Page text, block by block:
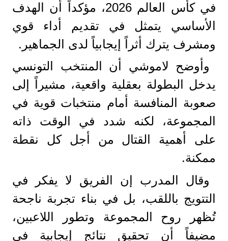
في كأس العالم 2026، مؤكداً أن الهدف
الأساسي يتمثل في تقديم أداء قوي
ومشرف يترك أثراً إيجابياً لدى الجماهير.
وأوضح لاموشي أن المنتخب التونسي
يدخل البطولة بعقلية واقعية، مشيراً إلى
صعوبة المنافسة أمام منتخبات قوية في
المجموعة، لكنه شدد في الوقت ذاته
على أهمية القتال من أجل كل نقطة
ممكنة.
وقال المدرب إن الفريق لا يفكر في
التتويج باللقب، بل في بناء تجربة ناجحة
تُظهر روح المجموعة وتطور اللاعبين،
مضيفاً أن تحقيق نتائج إيجابية في